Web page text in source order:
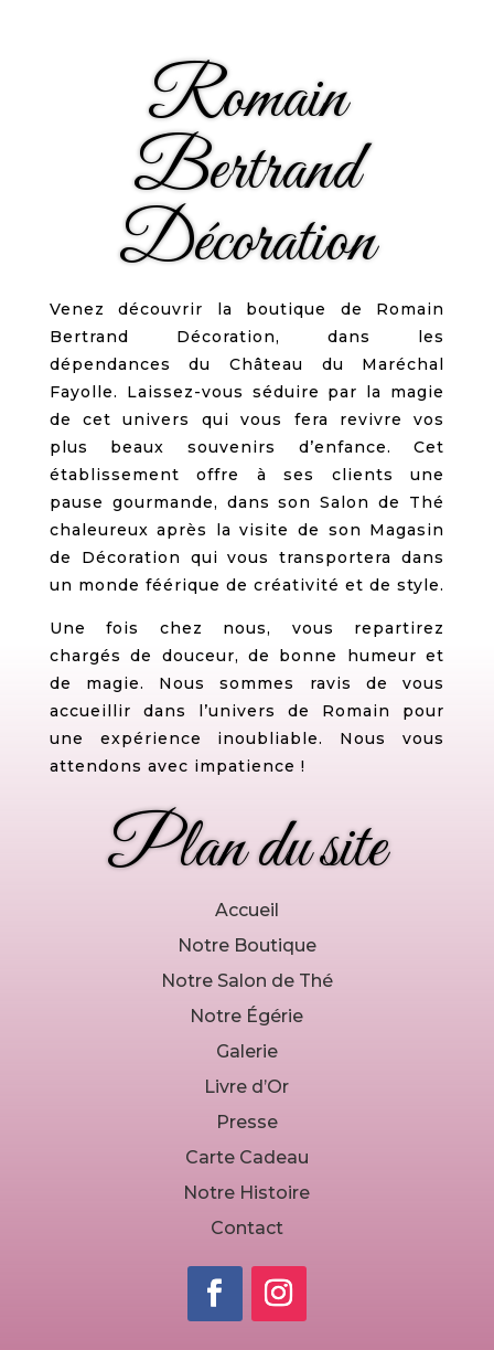
Romain
Bertrand
Décoration
Venez découvrir la boutique de Romain
Bertrand Décoration, dans les
dépendances du Château du Maréchal
Fayolle. Laissez-vous séduire par la magie
de cet univers qui vous fera revivre vos
plus beaux souvenirs d’enfance. Cet
établissement offre à ses clients une
pause gourmande, dans son Salon de Thé
chaleureux après la visite de son Magasin
de Décoration qui vous transportera dans
un monde féérique de créativité et de style.
Une fois chez nous, vous repartirez
chargés de douceur, de bonne humeur et
de magie. Nous sommes ravis de vous
accueillir dans l’univers de Romain pour
une expérience inoubliable. Nous vous
attendons avec impatience !
Plan du site
Accueil
Notre Boutique
Notre Salon de Thé
Notre Égérie
Galerie
Livre d’Or
Presse
Carte Cadeau
Notre Histoire
Contact